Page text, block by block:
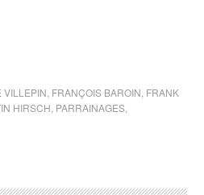
VILLEPIN FRANÇOIS BAROIN FRANK
HIRSCH PARRAINAGES